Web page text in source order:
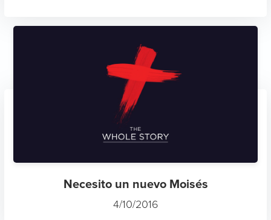
Necesito un nuevo Moisés
4/10/2016